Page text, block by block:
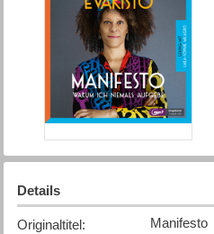
Details
Originaltitel:
Manifesto